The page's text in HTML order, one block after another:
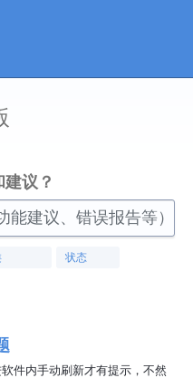
议？
建议、错误报告等）
状态
件内手动刷新才有提示，不然